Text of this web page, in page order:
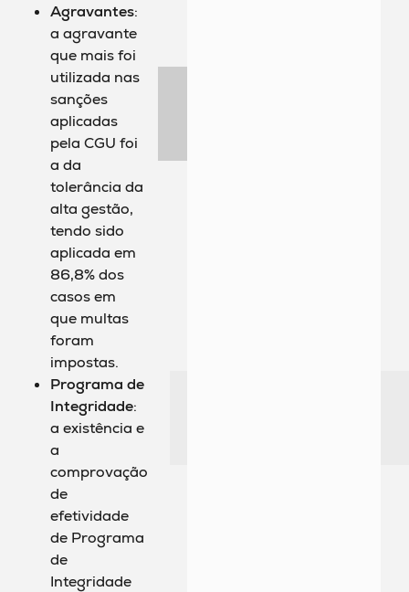
Agravantes:
a agravante
que mais foi
utilizada nas
sanções
aplicadas
pela CGU foi
a da
tolerância da
alta gestão,
tendo sido
aplicada em
86,8% dos
casos em
que multas
foram
impostas.
Programa de
Integridade:
a existência e
a
comprovação
de
efetividade
de Programa
de
Integridade